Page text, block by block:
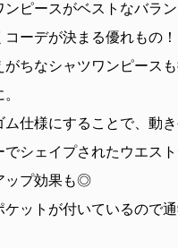
ンピースがベストなバラ
ーデが決まる優れもの！
がちなシャツワンピース
ム仕様にすることで、動
でシェイプされたウエス
ップ効果も◎
ケットが付いているので通